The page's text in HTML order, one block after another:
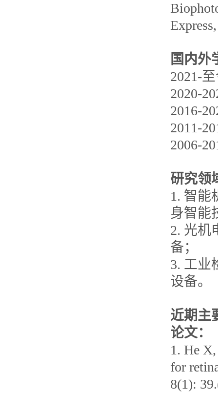
国内外
2021-
2020-
2016-
2011-
2006-
研究领
1. 智能
身智能
2. 光机
备；
3. 工业
设备。
近期主
论文：
1. He
for
8(1):